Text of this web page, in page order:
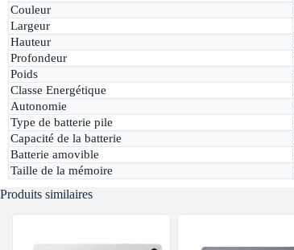
Couleur
Largeur
Hauteur
Profondeur
Poids
Classe Energétique
Autonomie
Type de batterie pile
Capacité de la batterie
Batterie amovible
Taille de la mémoire
Produits similaires